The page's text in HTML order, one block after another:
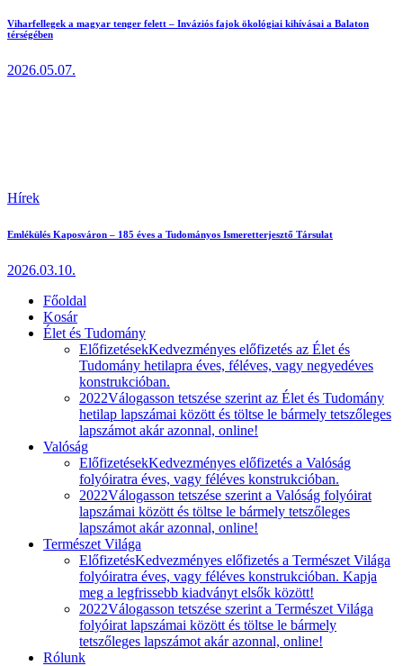
Viharfellegek a magyar tenger felett – Inváziós fajok ökológiai kihívásai a Balaton
térségében
2026.05.07.
Hírek
Emlékülés Kaposváron – 185 éves a Tudományos Ismeretterjesztő Társulat
2026.03.10.
Főoldal
Kosár
Élet és Tudomány
ElőfizetésekKedvezményes előfizetés az Élet és
Tudomány hetilapra éves, féléves, vagy negyedéves
konstrukcióban.
2022Válogasson tetszése szerint az Élet és Tudomány
hetilap lapszámai között és töltse le bármely tetszőleges
lapszámot akár azonnal, online!
Valóság
ElőfizetésekKedvezményes előfizetés a Valóság
folyóiratra éves, vagy féléves konstrukcióban.
2022Válogasson tetszése szerint a Valóság folyóirat
lapszámai között és töltse le bármely tetszőleges
lapszámot akár azonnal, online!
Természet Világa
ElőfizetésKedvezményes előfizetés a Természet Világa
folyóiratra éves, vagy féléves konstrukcióban. Kapja
meg a legfrissebb kiadványt elsők között!
2022Válogasson tetszése szerint a Természet Világa
folyóirat lapszámai között és töltse le bármely
tetszőleges lapszámot akár azonnal, online!
Rólunk